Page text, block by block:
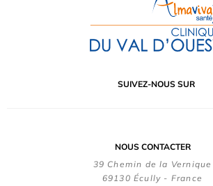
SUIVEZ-NOUS SUR
NOUS CONTACTER
39 Chemin de la Vernique
69130 Écully - France